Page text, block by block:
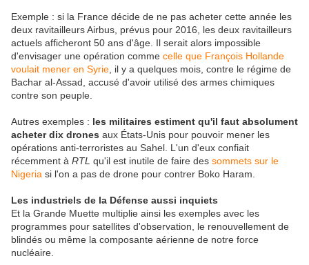
Exemple : si la France décide de ne pas acheter cette année les
deux ravitailleurs Airbus, prévus pour 2016, les deux ravitailleurs
actuels afficheront 50 ans d'âge. Il serait alors impossible
d'envisager une opération comme celle que François Hollande
voulait mener en Syrie , il y a quelques mois, contre le régime de
Bachar al-Assad, accusé d'avoir utilisé des armes chimiques
contre son peuple.
Autres exemples : les militaires estiment qu'il faut absolument
acheter dix drones aux États-Unis pour pouvoir mener les
opérations anti-terroristes au Sahel. L'un d'eux confiait
récemment à RTL qu'il est inutile de faire des sommets sur le
Nigeria si l'on a pas de drone pour contrer Boko Haram.
Les industriels de la Défense aussi inquiets
Et la Grande Muette multiplie ainsi les exemples avec les
programmes pour satellites d'observation, le renouvellement de
blindés ou même la composante aérienne de notre force
nucléaire.